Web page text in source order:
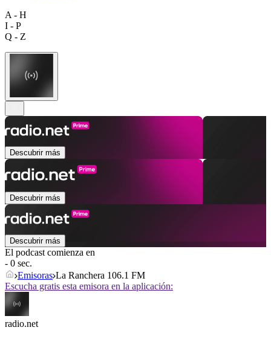
A - H
I - P
Q - Z
Descubrir más
Descubrir más
Descubrir más
El podcast comienza en
- 0 sec.
Emisoras La Ranchera 106.1 FM
Escucha gratis esta emisora en la aplicación:
radio.net